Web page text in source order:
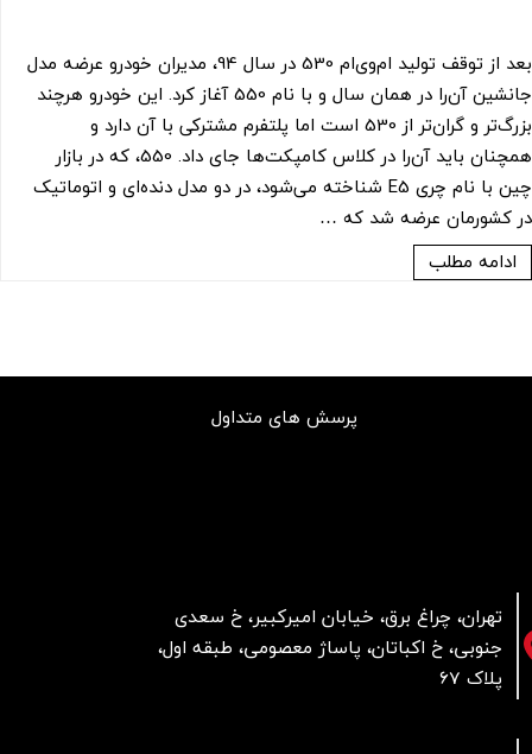
بعد از توقف تولید ام‌وی‌ام 530 در سال 94، مدیران خودرو عرضه مدل
جانشین آن‌را در همان سال و با نام 550 آغاز کرد. این خودرو هرچند
بزرگ‌تر و گران‌تر از 530 است اما پلتفرم مشترکی با آن دارد و
همچنان باید آن‌را در کلاس کامپکت‌ها جای داد. 550، که در بازار
چین با نام چری E5 شناخته می‌شود، در دو مدل دنده‌ای و اتوماتیک
در کشورمان عرضه شد که …
ادامه مطلب
تهران، چراغ برق، خیابان امیرکبیر، خ سعدی
جنوبی، خ اکباتان، پاساژ معصومی، طبقه اول،
پلاک 67
پرسش های متداول